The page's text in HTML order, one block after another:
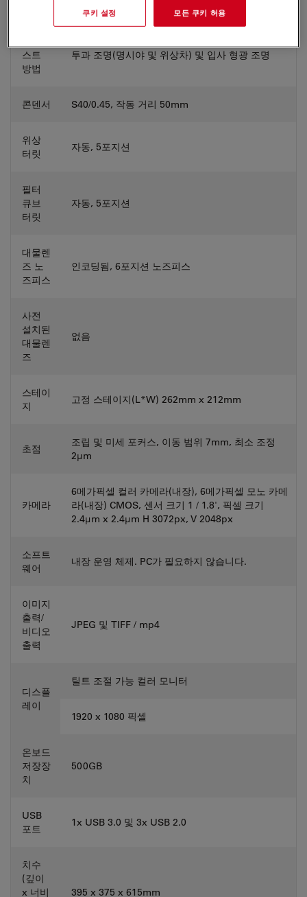
스트
방법
투과 조명(명시야 및 위상차) 및 입사 형광 조명
콘덴서 S40/0.45, 작동 거리 50mm
위상
터릿
자동, 5포지션
필터
큐브
터릿
자동, 5포지션
대물렌
즈 노
즈피스
인코딩됨, 6포지션 노즈피스
사전
설치된
대물렌
즈
없음
스테이
지
고정 스테이지(L*W) 262mm x 212mm
초점
조립 및 미세 포커스, 이동 범위 7mm, 최소 조정
2µm
카메라
6메가픽셀 컬러 카메라(내장), 6메가픽셀 모노 카메
라(내장) CMOS, 센서 크기 1 / 1.8', 픽셀 크기
2.4μm x 2.4μm H 3072px, V 2048px
소프트
웨어
내장 운영 체제. PC가 필요하지 않습니다.
이미지
출력/
비디오
출력
JPEG 및 TIFF / mp4
디스플
레이
틸트 조절 가능 컬러 모니터
1920 x 1080 픽셀
온보드
저장장
치
500GB
USB
포트
1x USB 3.0 및 3x USB 2.0
치수
(깊이
x 너비
395 x 375 x 615mm
쿠키 설정 모든 쿠키 허용